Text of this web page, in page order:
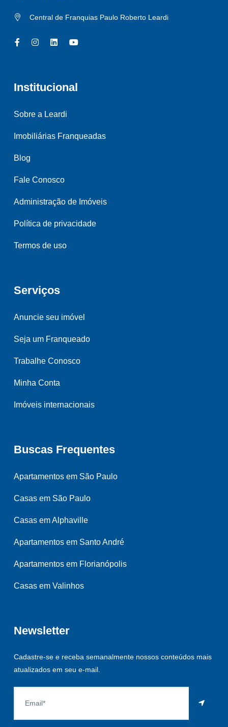
Central de Franquias Paulo Roberto Leardi
Institucional
Sobre a Leardi
Imobiliárias Franqueadas
Blog
Fale Conosco
Administração de Imóveis
Política de privacidade
Termos de uso
Serviços
Anuncie seu imóvel
Seja um Franqueado
Trabalhe Conosco
Minha Conta
Imóveis internacionais
Buscas Frequentes
Apartamentos em São Paulo
Casas em São Paulo
Casas em Alphaville
Apartamentos em Santo André
Apartamentos em Florianópolis
Casas em Valinhos
Newsletter
Cadastre-se e receba semanalmente nossos conteúdos mais
atualizados em seu e-mail.